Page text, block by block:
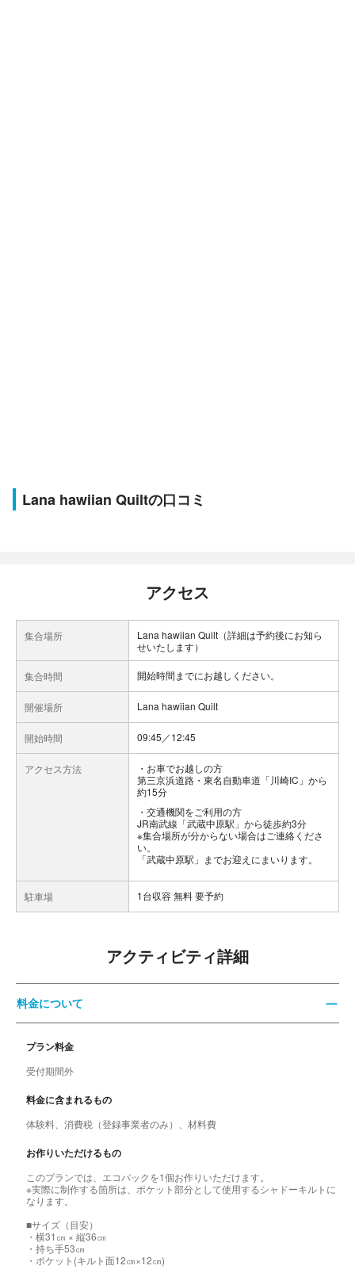
Lana hawiian Quiltの口コミ
アクセス
集合場所
Lana hawiian Quilt（詳細は予約後にお知ら
せいたします）
集合時間 開始時間までにお越しください。
開催場所 Lana hawiian Quilt
開始時間 09:45／12:45
アクセス方法
お車でお越しの方
第三京浜道路・東名自動車道「川崎IC」から
約15分
交通機関をご利用の方
JR南武線「武蔵中原駅」から徒歩約3分
※集合場所が分からない場合はご連絡くださ
い。
「武蔵中原駅」までお迎えにまいります。
駐車場 1台収容 無料 要予約
アクティビティ詳細
料金について
プラン料金
受付期間外
料金に含まれるもの
体験料、消費税（登録事業者のみ）、材料費
お作りいただけるもの
このプランでは、エコバックを1個お作りいただけます。
※実際に制作する箇所は、ポケット部分として使用するシャドーキルトに
なります。
■サイズ（目安）
・横31㎝ × 縦36㎝
・持ち手53㎝
・ポケット(キルト面12㎝×12㎝)